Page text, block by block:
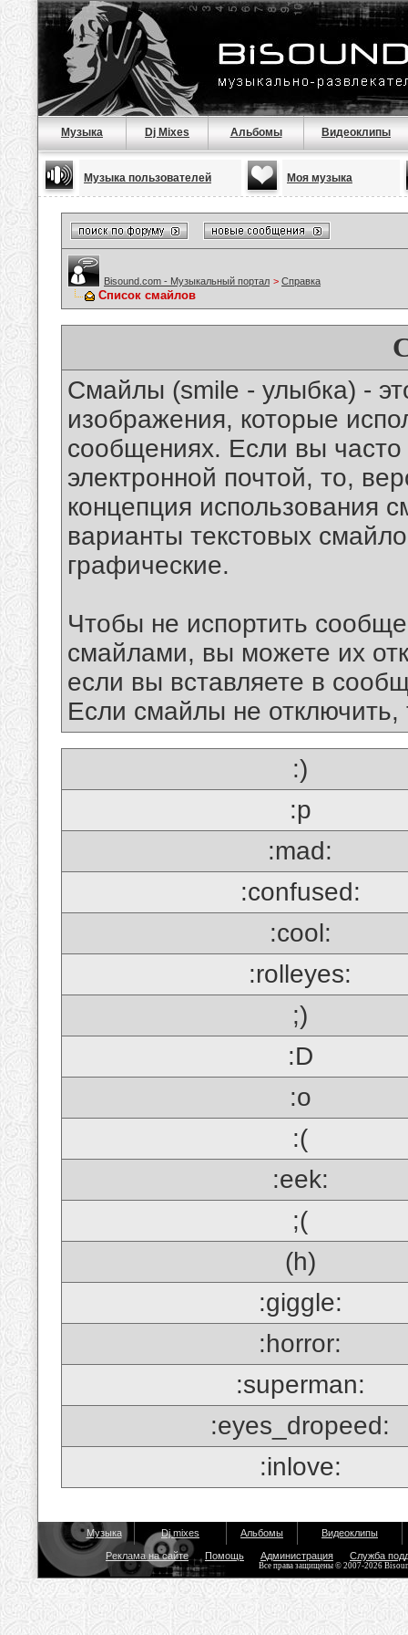
Музыка Dj Mixes Альбомы Видеоклипы
Музыка пользователей Моя музыка
Bisound.com - Музыкальный портал > Справка
Список смайлов
Смайлы (smile - улыбка) -
изображения, которые
сообщениях. Если вы часто
электронной почтой, то,
концепция использования
варианты текстовых
графические.
Чтобы не испортить
смайлами, вы можете их
если вы вставляете в
Если смайлы не отключить,
:)
:p
:mad:
:confused:
:cool:
:rolleyes:
;)
:D
:o
:(
:eek:
;(
(h)
:giggle:
:horror:
:superman:
:eyes_dropeed:
:inlove:
Музыка Dj mixes Альбомы Видеоклипы
Реклама на сайте Помощь Администрация Служба
Все права защищены © 2007-2026